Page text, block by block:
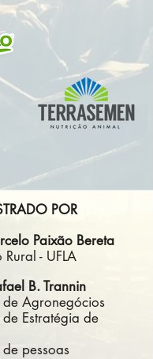
POR
Paixão Bereta
- UFLA
B. Trannin
Agronegócios
Estratégia de
pessoas